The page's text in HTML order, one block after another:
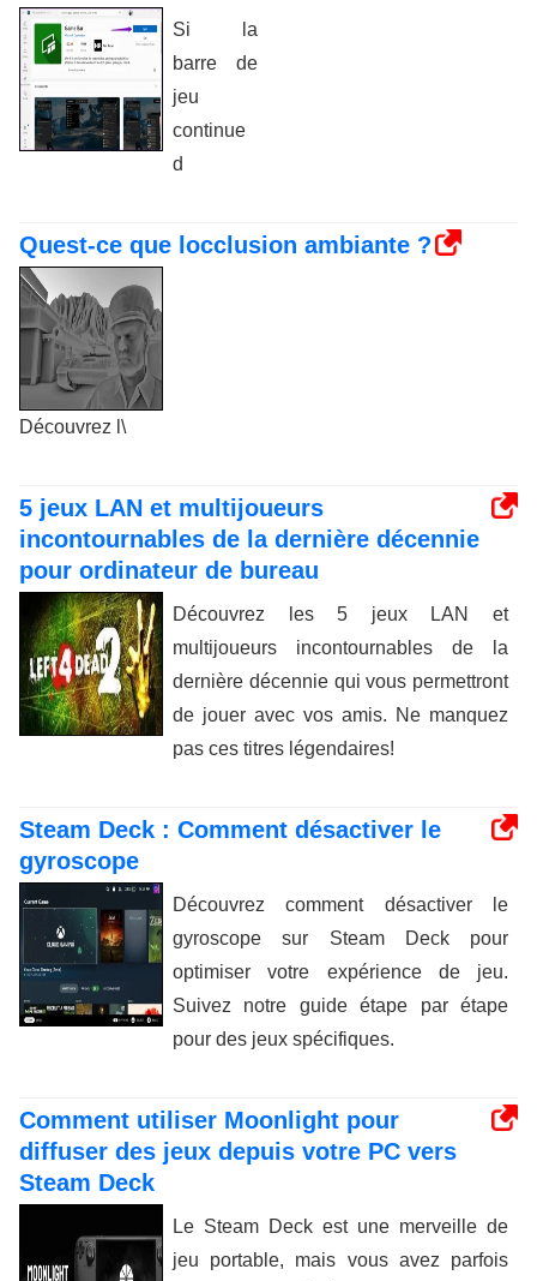
Si la
barre de
jeu
continue
d
Quest-ce que locclusion ambiante ?
Découvrez l\
5 jeux LAN et multijoueurs
incontournables de la dernière décennie
pour ordinateur de bureau
Découvrez les 5 jeux LAN et
multijoueurs incontournables de la
dernière décennie qui vous permettront
de jouer avec vos amis. Ne manquez
pas ces titres légendaires!
Steam Deck : Comment désactiver le
gyroscope
Découvrez comment désactiver le
gyroscope sur Steam Deck pour
optimiser votre expérience de jeu.
Suivez notre guide étape par étape
pour des jeux spécifiques.
Comment utiliser Moonlight pour
diffuser des jeux depuis votre PC vers
Steam Deck
Le Steam Deck est une merveille de
jeu portable, mais vous avez parfois